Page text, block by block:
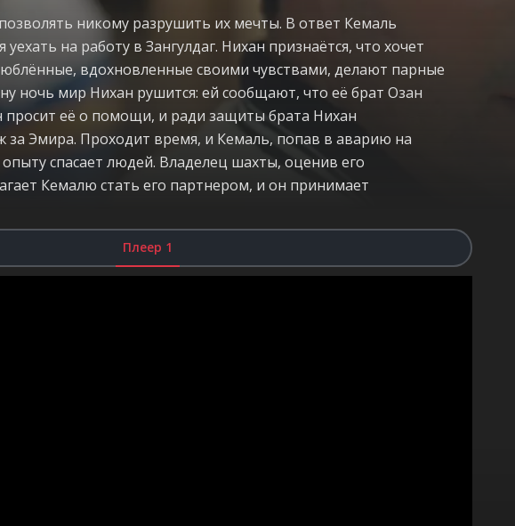
никому разрушить их мечты. В ответ Кемаль
на работу в Зангулдаг. Нихан признаётся, что хочет
вдохновленные своими чувствами, делают парные
ночь мир Нихан рушится: ей сообщают, что её брат Озан
просит её о помощи, и ради защиты брата Нихан
за Эмира. Проходит время, и Кемаль, попав в аварию на
спасает людей. Владелец шахты, оценив его
Кемалю стать его партнером, и он принимает
Плеер 1